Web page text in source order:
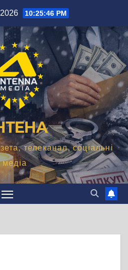
10:25:48 PM
телеканал, соціальні
медіа